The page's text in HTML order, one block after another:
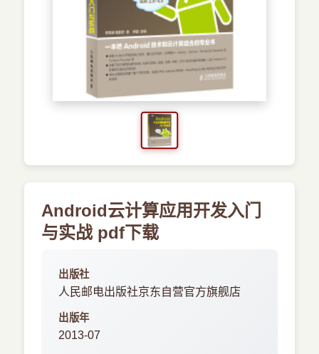
预订书籍
Android云计算应用开发入门
与实战 pdf下载
出版社
人民邮电出版社京东自营官方旗舰店
出版年
2013-07